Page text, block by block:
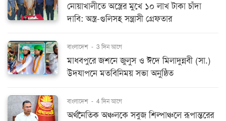
নোয়াখালীতে অস্ত্রের মুখে ১০ লাখ টাকা চাঁদা
দাবি: অস্ত্র-গুলিসহ সন্ত্রাসী গ্রেফতার
বাংলাদেশ - 3 দিন আগে
মাধবপুরে জশনে জুলুস ও ঈদে মিলাদুন্নবী (সা.)
উদযাপনে মতবিনিময় সভা অনুষ্ঠিত
বাংলাদেশ - 4 দিন আগে
অর্থনৈতিক অঞ্চলকে সবুজ শিল্পাঞ্চলে রূপান্তরের